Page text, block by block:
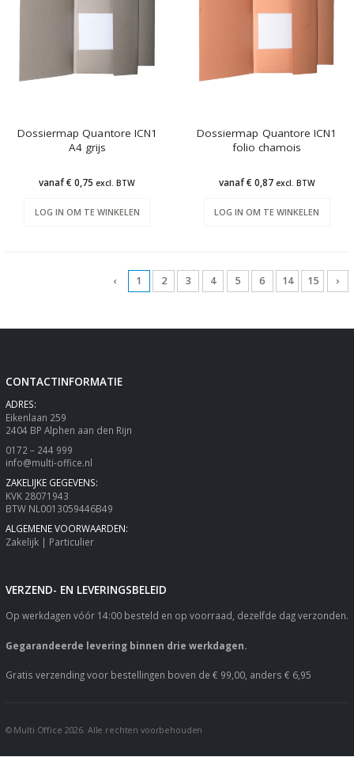
Dossiermap Quantore ICN1
A4 grijs
vanaf € 0,75excl. BTW
LOG IN OM TE WINKELEN
Dossiermap Quantore ICN1
folio chamois
vanaf € 0,87 excl. BTW
LOG IN OM TE WINKELEN
‹ 1 2 3 4 5 6 14 15 ›
CONTACTINFORMATIE
ADRES:
Eikenlaan 259
2404 BP Alphen aan den Rijn
0172 – 244 999
info@multi-office.nl
ZAKELIJKE GEGEVENS:
KVK 28071943
BTW NL0013059446B49
ALGEMENE VOORWAARDEN:
Zakelijk| Particulier
VERZEND- EN LEVERINGSBELEID
Op werkdagen vóór 14:00 besteld en op voorraad, dezelfde dag verzonden.
Gegarandeerde levering binnen drie werkdagen.
Gratis verzending voor bestellingen boven de € 99,00, anders € 6,95
© Multi Office 2026. Alle rechten voorbehouden